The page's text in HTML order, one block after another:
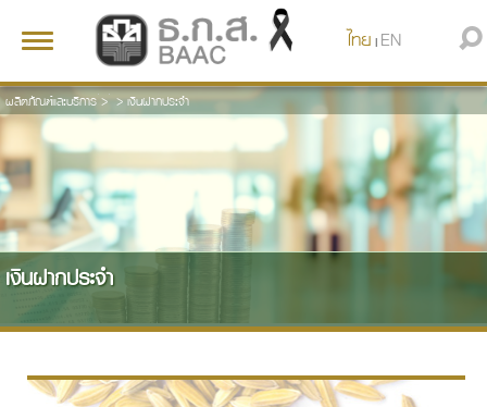
Toggle
ไทย | EN
ผลิตภัณฑ์และบริการ > > เงินฝากประจำ
เงินฝากประจำ